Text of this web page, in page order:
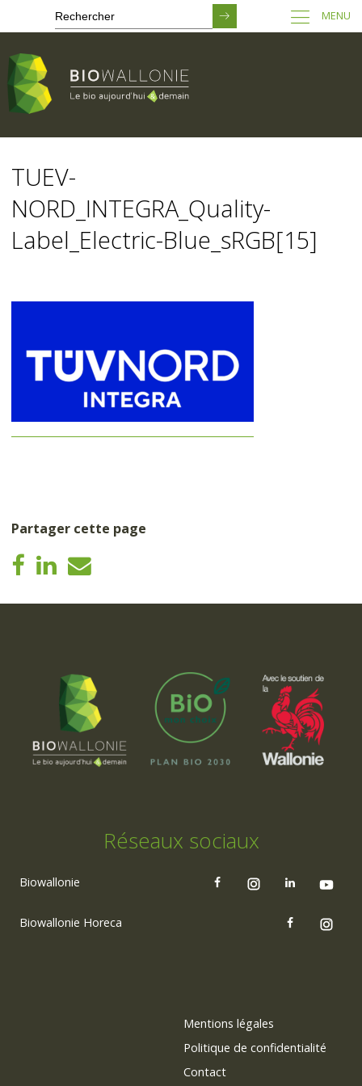
contenu
principal
MENU
TUEV-
NORD_INTEGRA_Quality-
Label_Electric-Blue_sRGB[15]
Partager cette page
Réseaux sociaux
Biowallonie
Biowallonie Horeca
Mentions légales
Politique de confidentialité
Contact